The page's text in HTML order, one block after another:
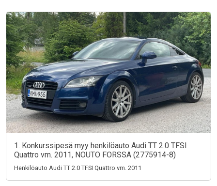
1. Konkurssipesä myy henkilöauto Audi TT 2.0 TFSI
Quattro vm. 2011, NOUTO FORSSA (2775914-8)
Henkilöauto Audi TT 2.0 TFSI Quattro vm. 2011